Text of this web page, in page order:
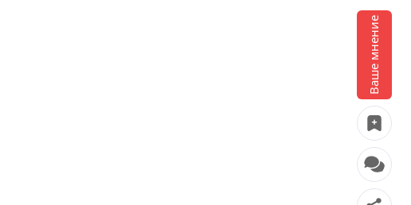
Ваше мнение